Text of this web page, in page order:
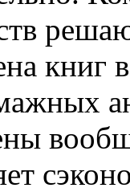
книг